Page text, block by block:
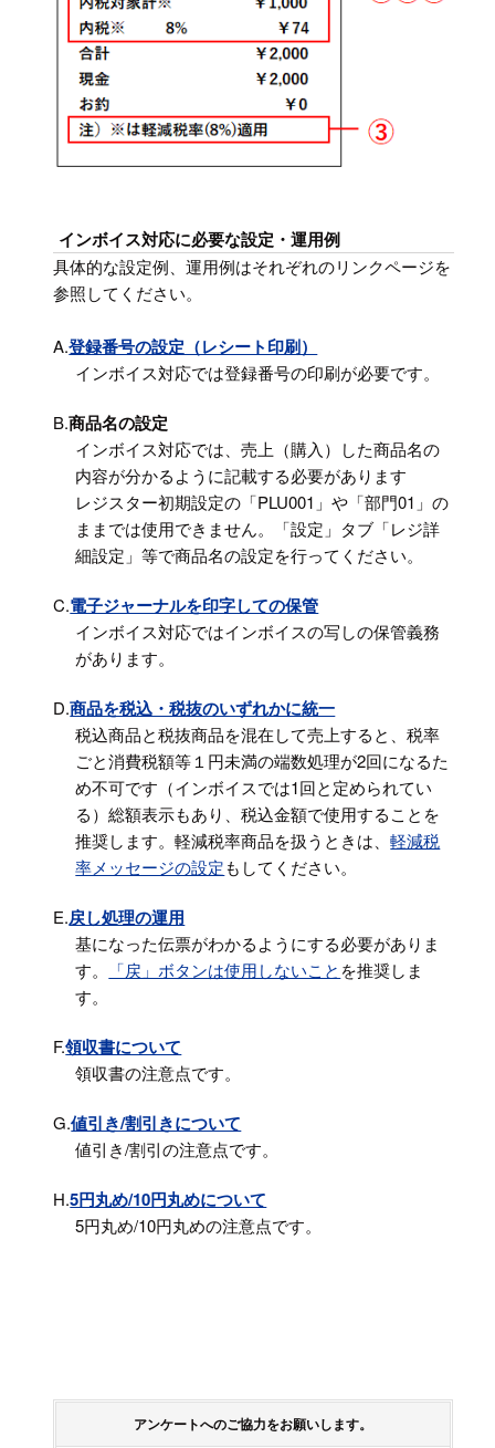
インボイス対応に必要な設定・運用例
具体的な設定例、運用例はそれぞれのリンクページを
参照してください。
A.登録番号の設定（レシート印刷）
インボイス対応では登録番号の印刷が必要です。
B.商品名の設定
インボイス対応では、売上（購入）した商品名の
内容が分かるように記載する必要があります
レジスター初期設定の「PLU001」や「部門01」の
ままでは使用できません。「設定」タブ「レジ詳
細設定」等で商品名の設定を行ってください。
C.電子ジャーナルを印字しての保管
インボイス対応ではインボイスの写しの保管義務
があります。
D.商品を税込・税抜のいずれかに統一
税込商品と税抜商品を混在して売上すると、税率
ごと消費税額等１円未満の端数処理が2回になるた
め不可です（インボイスでは1回と定められてい
る）総額表示もあり、税込金額で使用することを
推奨します。軽減税率商品を扱うときは、軽減税
率メッセージの設定もしてください。
E.戻し処理の運用
基になった伝票がわかるようにする必要がありま
す。
「戻」ボタンは使用しないこと を推奨しま
す。
F.領収書について
領収書の注意点です。
G.値引き/割引きについて
値引き/割引の注意点です。
H.5円丸め/10円丸めについて
5円丸め/10円丸めの注意点です。
アンケートへのご協力をお願いします。